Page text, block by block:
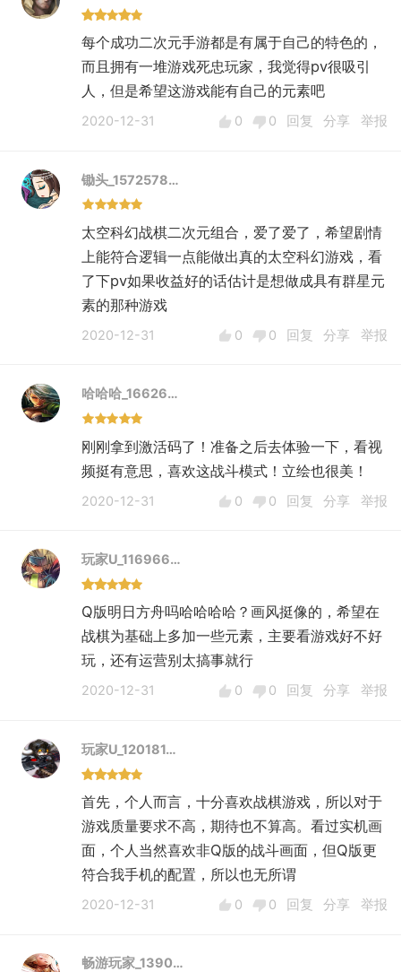
婉了......）
6.代理作战不够智能（AI行为不忍直视）
代理作战比较有效率，但是AI的行为差点让我喷
饭，比如己方角色直接走到油桶旁边进行引爆，
给敌人来个“两败俱伤”；比如己方的无差别攻击
专门在路径上存在己方角色时释放；比如明明只
主动技能次数......
7.无差别攻击设定是个败笔
这个必须吐槽下，你一个纯PVE闯关游戏搞什
么“无差别攻击”设定啊？这不是摆明了恶心玩
家？
8.武器升级所获属性设计得太过随意
升太过鸡肋，打高难本需要命中率对吧？那么升
提升效果与消耗的资源数量又不成正比。
如果我是策划，我会给出几个设计方向：
①武器升级不仅可以增加命中率，还可以增加
人物的基本属性
②武器的升级可以改变人物的技能形态和效
9.怪物种类单一
在背景故事里，人类帝国的敌人是“异构虫”没
错，但是战斗了这么久，敌人的种类不能仅仅是
异构虫，你得丰富你的世界观，把这个“太空歌
剧”的盘子做得更大一些。
综合给3星吧，说了这么多，其实还是希望游戏
如果有可能的话，本作的视角风格做成像《逆向
坍塌：面包房行动》那样的2D形式其实更利于
展现人物角色的特点，你们美术的工作量也更少
一些。
先说这些吧，看看游戏后续的版本会如何优化。
每个成功二次元手游都是有属于自己的特色的，
而且拥有一堆游戏死忠玩家，我觉得pv很吸引
人，但是希望这游戏能有自己的元素吧
2020-12-31 0 0 回复 分享 举报
锄头_1572578…
太空科幻战棋二次元组合，爱了爱了，希望剧情
上能符合逻辑一点能做出真的太空科幻游戏，看
了下pv如果收益好的话估计是想做成具有群星元
素的那种游戏
2020-12-31 0 0 回复 分享 举报
哈哈哈_16626…
刚刚拿到激活码了！准备之后去体验一下，看视
频挺有意思，喜欢这战斗模式！立绘也很美！
2020-12-31 0 0 回复 分享 举报
玩家U_116966…
Q版明日方舟吗哈哈哈哈？画风挺像的，希望在
战棋为基础上多加一些元素，主要看游戏好不好
玩，还有运营别太搞事就行
2020-12-31 0 0 回复 分享 举报
玩家U_120181…
首先，个人而言，十分喜欢战棋游戏，所以对于
游戏质量要求不高，期待也不算高。看过实机画
面，个人当然喜欢非Q版的战斗画面，但Q版更
符合我手机的配置，所以也无所谓
2020-12-31 0 0 回复 分享 举报
畅游玩家_1390…